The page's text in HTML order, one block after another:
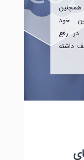
خود
در رفع
داشته